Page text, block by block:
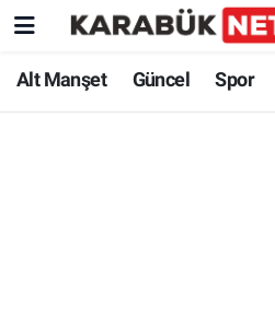
Alt Manşet Güncel Spor